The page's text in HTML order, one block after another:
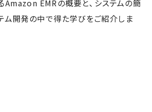
Amazon EMRの概要と、システムの簡
ム開発の中で得た学びをご紹介しま